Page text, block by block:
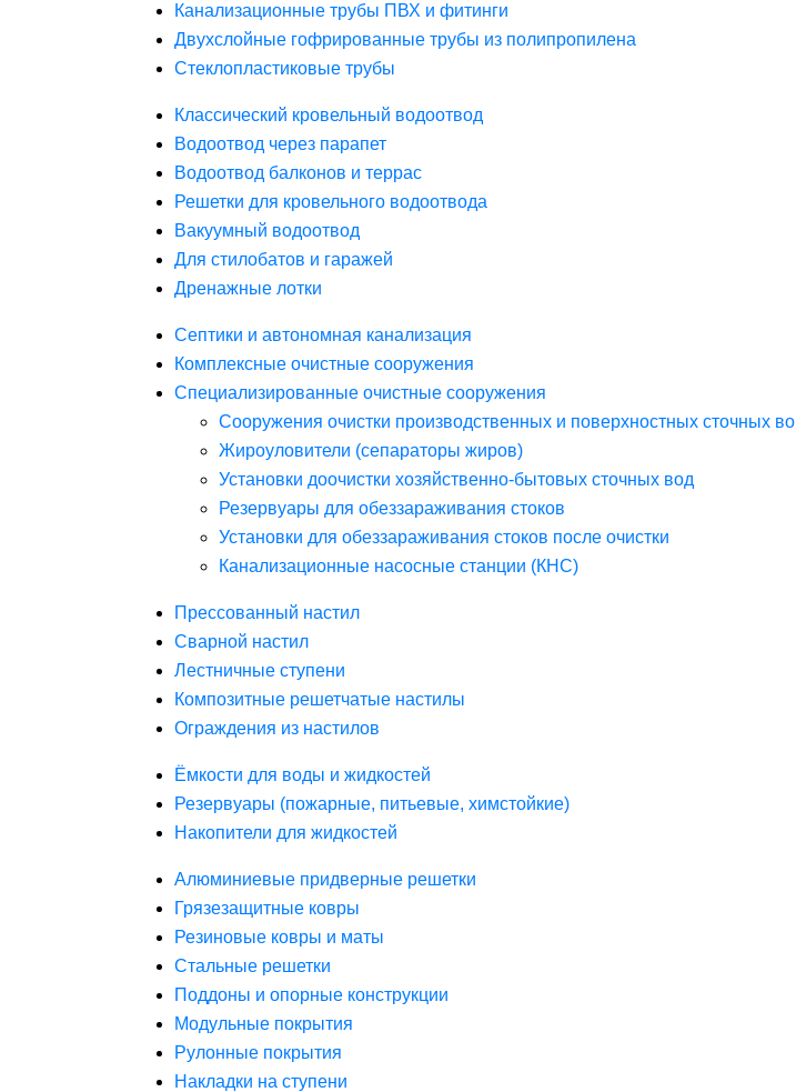
Канализационные трубы ПВХ и фитинги
Двухслойные гофрированные трубы из полипропилена
Стеклопластиковые трубы
Классический кровельный водоотвод
Водоотвод через парапет
Водоотвод балконов и террас
Решетки для кровельного водоотвода
Вакуумный водоотвод
Для стилобатов и гаражей
Дренажные лотки
Септики и автономная канализация
Комплексные очистные сооружения
Специализированные очистные сооружения
Сооружения очистки производственных и поверхностных сточных во
Жироуловители (сепараторы жиров)
Установки доочистки хозяйственно-бытовых сточных вод
Резервуары для обеззараживания стоков
Установки для обеззараживания стоков после очистки
Канализационные насосные станции (КНС)
Прессованный настил
Сварной настил
Лестничные ступени
Композитные решетчатые настилы
Ограждения из настилов
Ёмкости для воды и жидкостей
Резервуары (пожарные, питьевые, химстойкие)
Накопители для жидкостей
Алюминиевые придверные решетки
Грязезащитные ковры
Резиновые ковры и маты
Стальные решетки
Поддоны и опорные конструкции
Модульные покрытия
Рулонные покрытия
Накладки на ступени